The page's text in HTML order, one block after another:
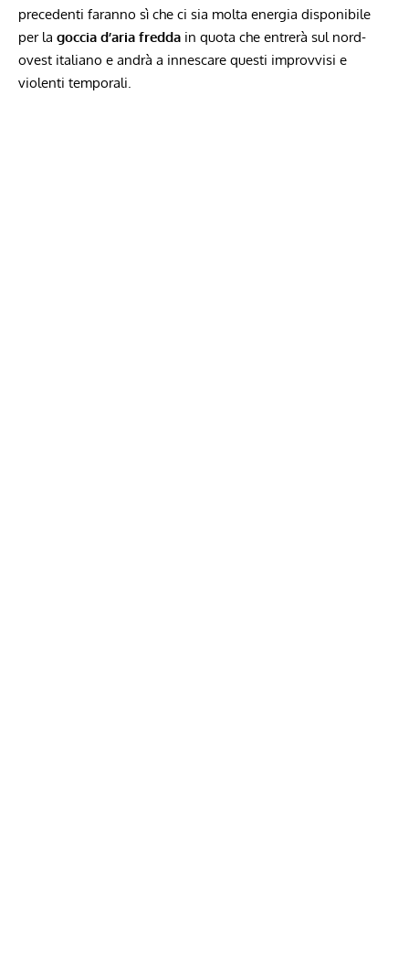
precedenti faranno sì che ci sia molta energia disponibile
per la goccia d’aria fredda in quota che entrerà sul nord-
ovest italiano e andrà a innescare questi improvvisi e
violenti temporali.